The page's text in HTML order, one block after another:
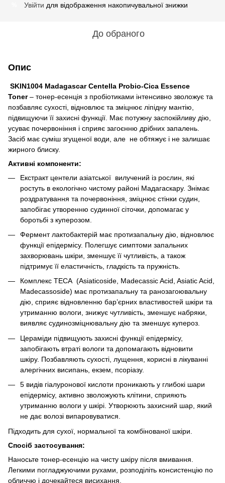
Увійти для відображення накопичувальної знижки
До обраного
Опис
SKIN1004 Madagascar Centella Probio-Cica Essence
Toner– тонер-есенція з пробіотиками інтенсивно зволожує та
позбавляє сухості, відновлює та зміцнює ліпідну мантію,
підвищуючи її захисні функції. Має потужну заспокійливу дію,
усуває почервоніння і сприяє загоєнню дрібних запалень.
Засіб має суміш згущеної води, але не обтяжує і не залишає
жирного блиску.
Активні компоненти:
Екстракт центели азіатської вилучений із рослин, які
ростуть в екологічно чистому районі Мадагаскару. Знімає
роздратування та почервоніння, зміцнює стінки судин,
запобігає утворенню судинної сіточки, допомагає у
боротьбі з куперозом.
Фермент лактобактерій має протизапальну дію, відновлює
функції епідермісу. Полегшує симптоми запальних
захворювань шкіри, зменшує її чутливість, а також
підтримує її еластичність, гладкість та пружність.
Комплекс TECA (Asiaticoside, Madecassic Acid, Asiatic Acid,
Madecassoside) має протизапальну та ранозагоювальну
дію, сприяє відновленню бар’єрних властивостей шкіри та
утриманню вологи, знижує чутливість, зменшує набряки,
виявляє судинозміцнювальну дію та зменшує купероз.
Цераміди підвищують захисні функції епідермісу,
запобігають втраті вологи та допомагають відновити
шкіру. Позбавляють сухості, лущення, корисні в лікуванні
алергічних висипань, екзем, псоріазу.
5 видів гіалуронової кислоти проникають у глибокі шари
епідермісу, активно зволожують клітини, сприяють
утриманню вологи у шкірі. Утворюють захисний шар, який
не дає волозі випаровуватися.
Підходить для сухої, нормальної та комбінованої шкіри.
Спосіб застосування:
Наносьте тонер-есенцію на чисту шкіру після вмивання.
Легкими погладжуючими рухами, розподіліть консистенцію по
обличчю і дочекайтеся висихання.